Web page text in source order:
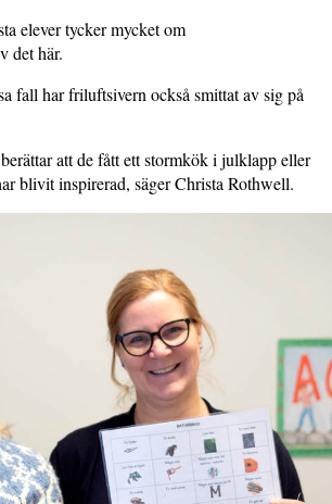
elever tycker mycket om
det här.
fall har friluftsivern också smittat av sig på
att de fått ett stormkök i julklapp eller
blivit inspirerad, säger Christa Rothwell.